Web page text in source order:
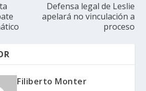
Defensa legal de Leslie
apelará no vinculación a
proceso
Filiberto Monter